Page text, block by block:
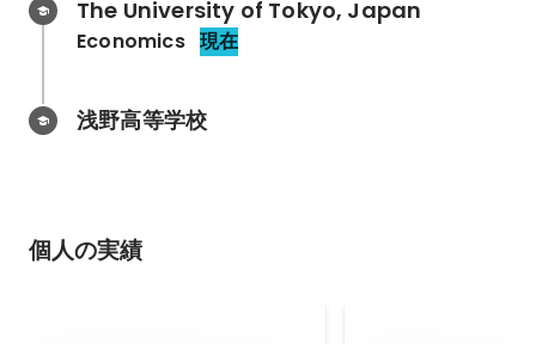
The University of Tokyo, Japan
Economics 現在
浅野高等学校
個人の実績